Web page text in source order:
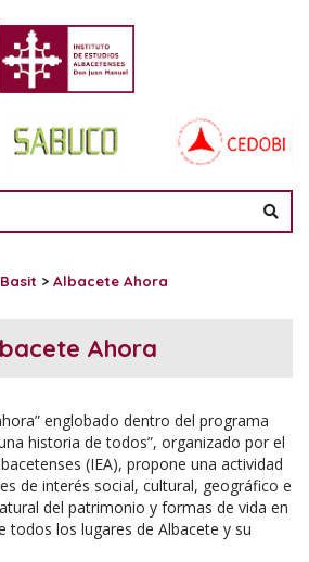
> Albacete Ahora
Ahora
englobado dentro del programa
historia de todos”, organizado por el
(IEA), propone una actividad
de interés social, cultural, geográfico e
del patrimonio y formas de vida en
todos los lugares de Albacete y su